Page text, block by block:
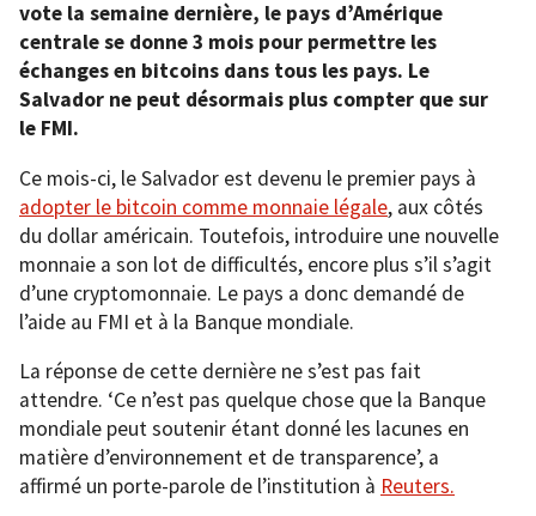
vote la semaine dernière, le pays d’Amérique
centrale se donne 3 mois pour permettre les
échanges en bitcoins dans tous les pays. Le
Salvador ne peut désormais plus compter que sur
le FMI.
Ce mois-ci, le Salvador est devenu le premier pays à
adopter le bitcoin comme monnaie légale, aux côtés
du dollar américain. Toutefois, introduire une nouvelle
monnaie a son lot de difficultés, encore plus s’il s’agit
d’une cryptomonnaie. Le pays a donc demandé de
l’aide au FMI et à la Banque mondiale.
La réponse de cette dernière ne s’est pas fait
attendre. ‘Ce n’est pas quelque chose que la Banque
mondiale peut soutenir étant donné les lacunes en
matière d’environnement et de transparence’, a
affirmé un porte-parole de l’institution à Reuters.